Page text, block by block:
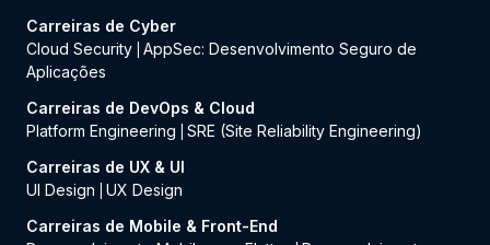
Carreiras de Cyber
Cloud Security AppSec: Desenvolvimento Seguro de
Aplicações
Carreiras de DevOps & Cloud
Platform Engineering
SRE (Site Reliability Engineering)
Carreiras de UX & UI
UI Design
UX Design
Carreiras de Mobile & Front-End